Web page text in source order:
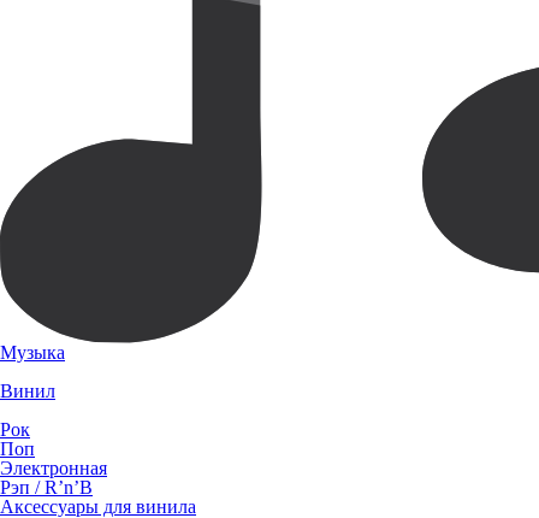
Музыка
Винил
Рок
Поп
Электронная
Рэп / R’n’B
Аксессуары для винила